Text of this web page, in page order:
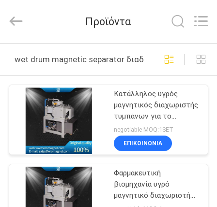
ΠΡΟΪΌΝΤΑ
ΠΕΡΊΠΟΥ
ΕΜΕΊΣ
ΓΎΡΟΣ
ΕΡΓΟΣΤΑΣΊΩΝ
Reserved.
Προϊόντα
wet drum magnetic separator διαδικτυακή κατασκευή
Κατάλληλος υγρός
μαγνητικός διαχωριστής
τυμπάνων για το
συγκεντρωμένος
καολίνη χαλαζία
δολομίτη γρανατών
negotiable MOQ:1SET
ΕΠΙΚΟΙΝΩΝΊΑ
Φαρμακευτική
βιομηχανία υγρό
μαγνητικό διαχωριστή